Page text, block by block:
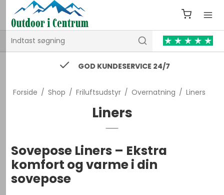
GOD KUNDESERVICE 24/7
Forside / Shop / Friluftsudstyr / Overnatning / Liners
Liners
Sovepose Liners – Ekstra
komfort og varme i din
sovepose